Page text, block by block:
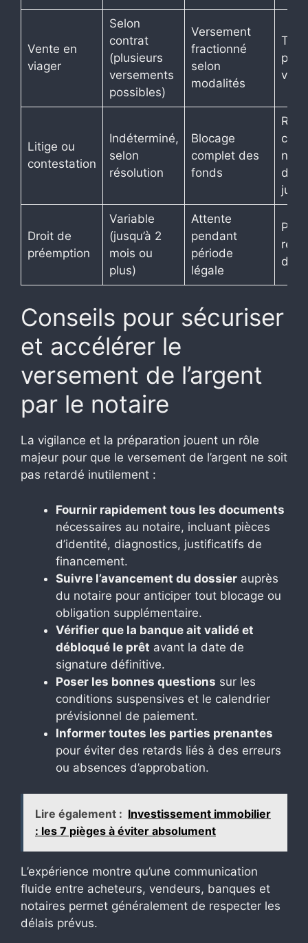
Vente en
viager
Selon
contrat
(plusieurs
versements
possibles)
Versement
fractionné
selon
modalités
puis
Litige ou
contestation
Indéterminé,
selon
résolution
Blocage
complet des
fonds
Droit de
préemption
Variable
(jusqu’à 2
mois ou
plus)
Attente
pendant
période
légale
Conseils pour sécuriser
et accélérer le
versement de l’argent
par le notaire
La vigilance et la préparation jouent un rôle
majeur pour que le versement de l’argent ne soit
pas retardé inutilement :
Fournir rapidement tous les documents
nécessaires au notaire, incluant pièces
d’identité, diagnostics, justificatifs de
financement.
Suivre l’avancement du dossier auprès
du notaire pour anticiper tout blocage ou
obligation supplémentaire.
Vérifier que la banque ait validé et
débloqué le prêt avant la date de
signature définitive.
Poser les bonnes questions sur les
conditions suspensives et le calendrier
prévisionnel de paiement.
Informer toutes les parties prenantes
pour éviter des retards liés à des erreurs
ou absences d’approbation.
Lire également : Investissement immobilier
: les 7 pièges à éviter absolument
L’expérience montre qu’une communication
fluide entre acheteurs, vendeurs, banques et
notaires permet généralement de respecter les
délais prévus.